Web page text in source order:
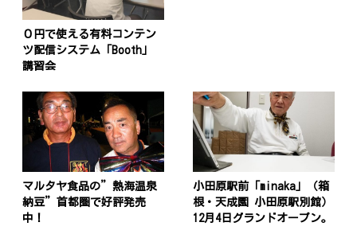
０円で使える有料コンテン
ツ配信システム「Booth」
講習会
マルタヤ食品の”熱海温泉
納豆”首都圏で好評発売
中！
小田原駅前「minaka」（箱
根・天成園 小田原駅別館）
12月4日グランドオープン。